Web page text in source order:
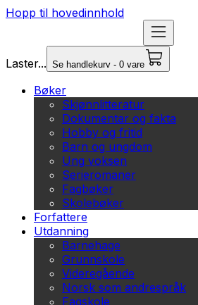
Hopp til hovedinnhold
Laster... Se handlekurv - 0 vare
Bøker
Skjønnlitteratur
Dokumentar og fakta
Hobby og fritid
Barn og ungdom
Ung voksen
Serieromaner
Fagbøker
Skolebøker
Forfattere
Utdanning
Barnehage
Grunnskole
Videregående
Norsk som andrespråk
Fagskole